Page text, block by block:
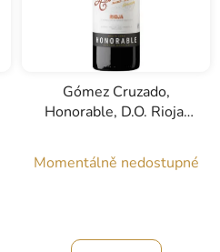
Gómez Cruzado,
Honorable, D.O. Rioja,
Momentálně nedostupné